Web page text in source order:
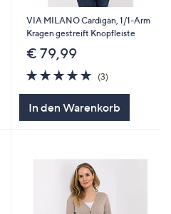
VIA MILANO Cardigan, 1/1-Arm
Kragen gestreift Knopfleiste
€ 79,99
4.7
von
(3)3
In den Warenkorb